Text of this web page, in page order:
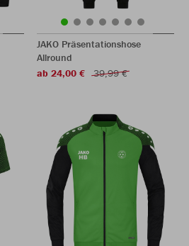
JAKO Präsentationshose
Allround
ab 24,00 €
39,99 €